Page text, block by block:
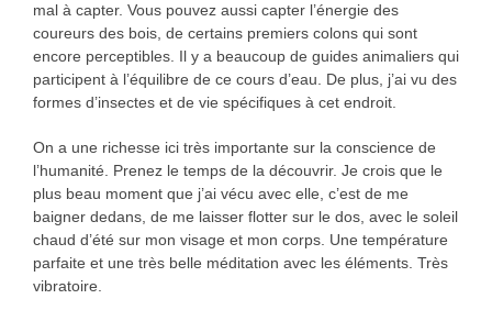
mal à capter. Vous pouvez aussi capter l’énergie des
coureurs des bois, de certains premiers colons qui sont
encore perceptibles. Il y a beaucoup de guides animaliers qui
participent à l’équilibre de ce cours d’eau. De plus, j’ai vu des
formes d’insectes et de vie spécifiques à cet endroit.
On a une richesse ici très importante sur la conscience de
l’humanité. Prenez le temps de la découvrir. Je crois que le
plus beau moment que j’ai vécu avec elle, c’est de me
baigner dedans, de me laisser flotter sur le dos, avec le soleil
chaud d’été sur mon visage et mon corps. Une température
parfaite et une très belle méditation avec les éléments. Très
vibratoire.